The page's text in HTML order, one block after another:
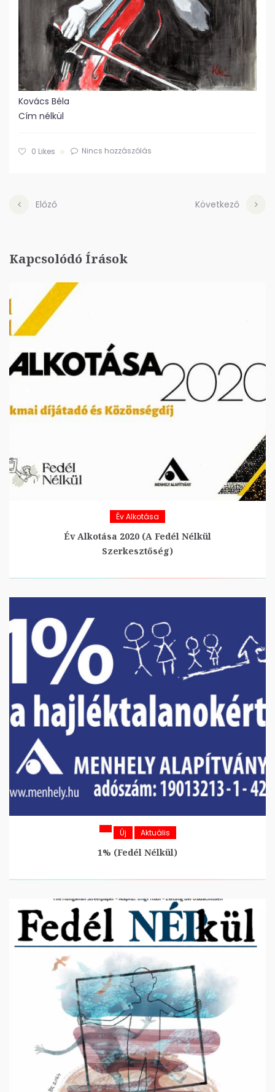
Kovács Béla
Cím nélkül
0 Likes Nincs hozzászólás
Előző Következő
Kapcsolódó Írások
Év Alkotása
Év Alkotása 2020 (A Fedél Nélkül
Szerkesztőség)
Új Aktuális
1% (Fedél Nélkül)